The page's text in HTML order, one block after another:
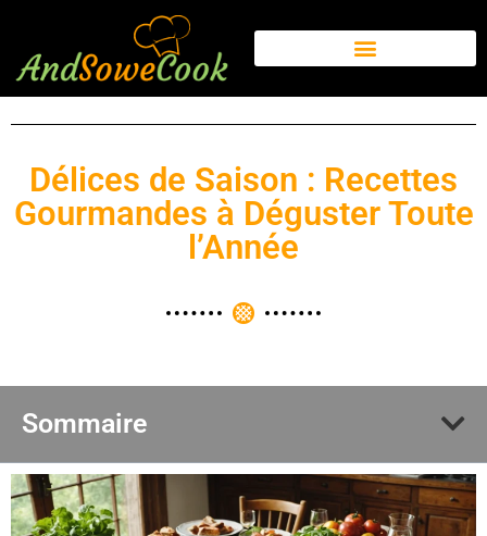
Délices de Saison : Recettes
Gourmandes à Déguster Toute
l’Année
Sommaire